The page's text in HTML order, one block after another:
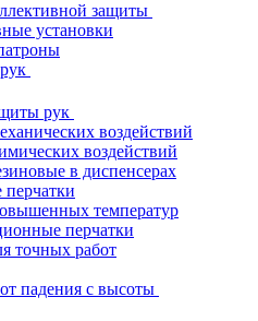
защиты
установки
рук
воздействий
воздействий
в диспенсерах
температур
перчатки
точных работ
падения с высоты